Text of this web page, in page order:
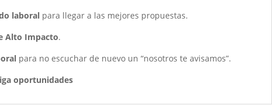
laboral para llegar a las mejores propuestas.
Alto Impacto.
para no escuchar de nuevo un “nosotros te avisamos”.
oportunidades